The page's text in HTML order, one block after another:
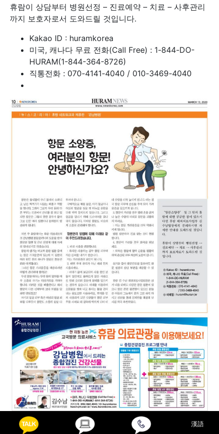
휴람이 상담부터 병원선정 – 진료예약 – 치료 – 사후관리
까지 보호자로서 도와드릴 것입니다.
Kakao ID : huramkorea
미국, 캐나다 무료 전화(Call Free) : 1-844-DO-
HURAM(1-844-364-8726)
직통전화 : 070-4141-4040 / 010-3469-4040
Posted in 의료정보 漢語